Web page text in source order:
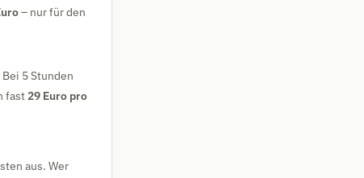
– nur für den
5 Stunden
fast 29 Euro pro
aus. Wer